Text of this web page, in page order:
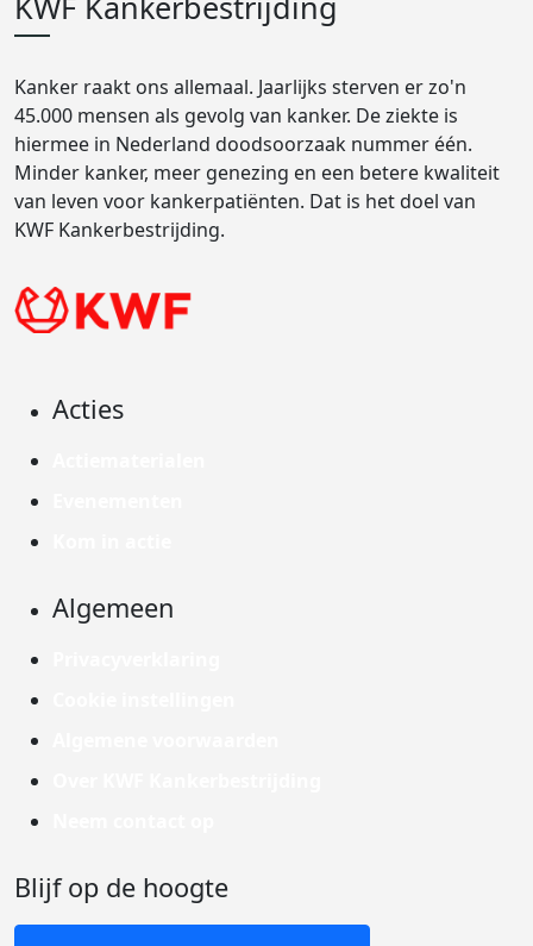
Kanker raakt ons allemaal. Jaarlijks sterven er zo'n
45.000 mensen als gevolg van kanker. De ziekte is
hiermee in Nederland doodsoorzaak nummer één.
Minder kanker, meer genezing en een betere kwaliteit
van leven voor kankerpatiënten. Dat is het doel van
KWF Kankerbestrijding.
Acties
Algemeen
Blijf op de hoogte